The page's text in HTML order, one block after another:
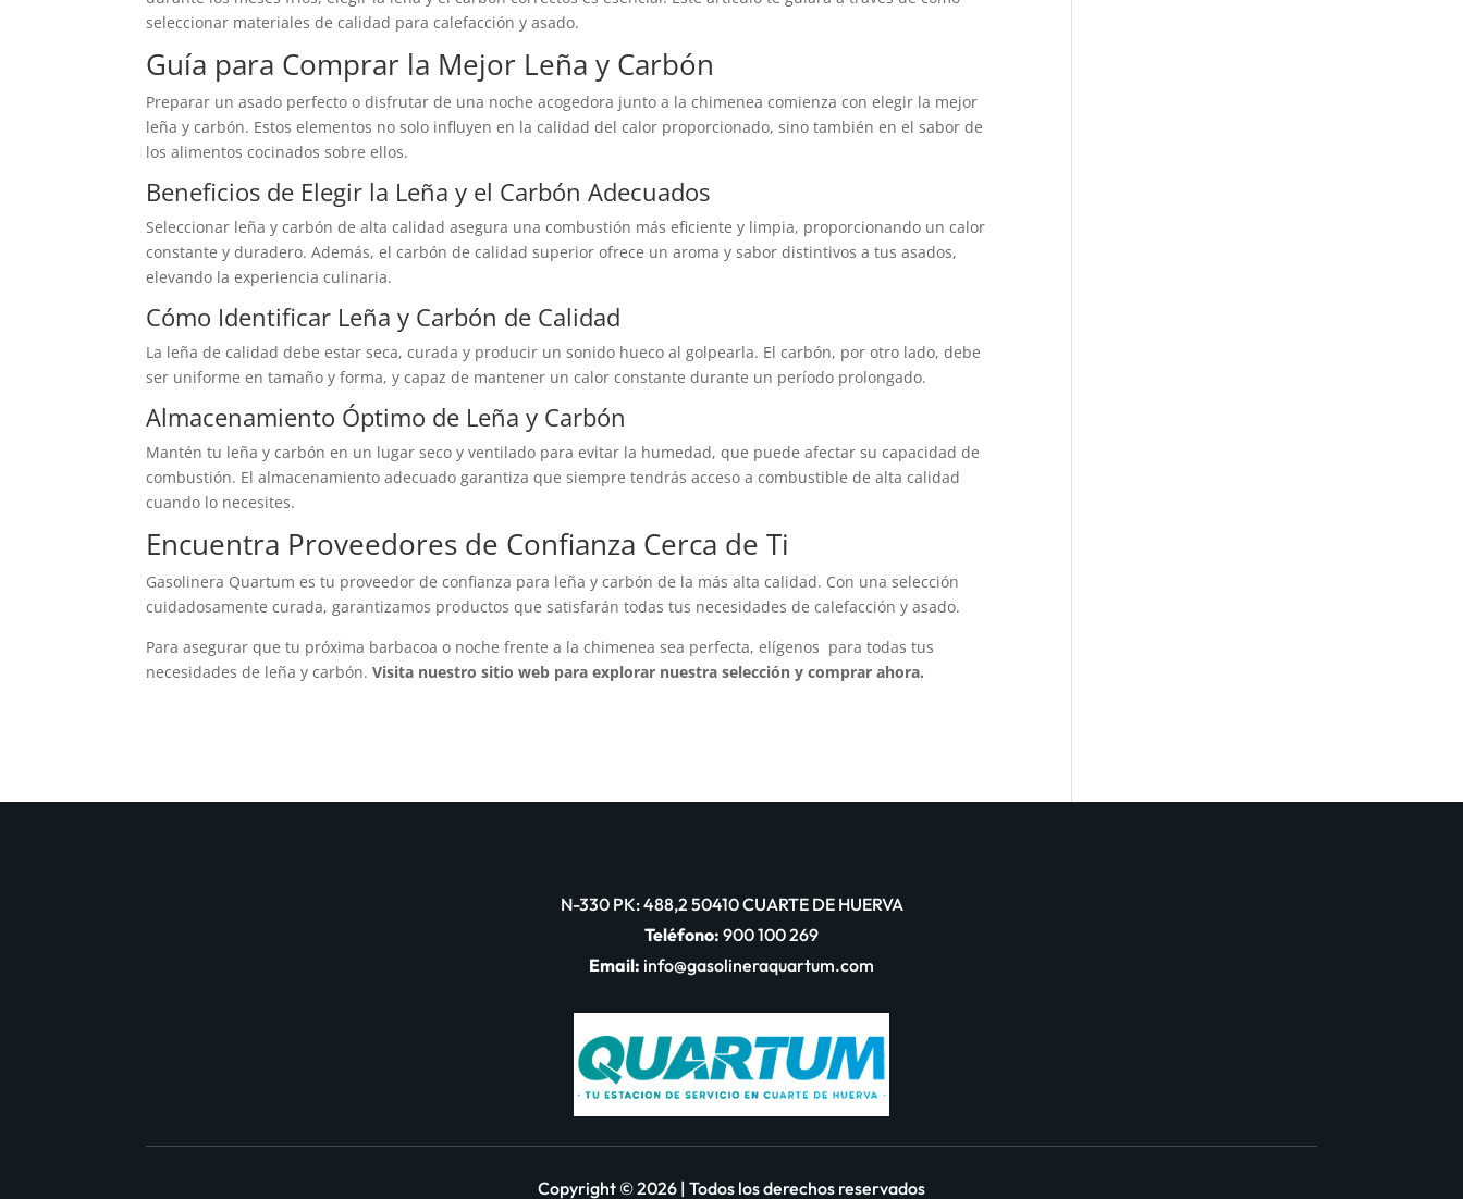
seleccionar materiales de calidad para calefacción y asado.
Guía para Comprar la Mejor Leña y Carbón
Preparar un asado perfecto o disfrutar de una noche acogedora junto a la chimenea comienza con elegir la mejor
leña y carbón. Estos elementos no solo influyen en la calidad del calor proporcionado, sino también en el sabor de
los alimentos cocinados sobre ellos.
Beneficios de Elegir la Leña y el Carbón Adecuados
Seleccionar leña y carbón de alta calidad asegura una combustión más eficiente y limpia, proporcionando un calor
constante y duradero. Además, el carbón de calidad superior ofrece un aroma y sabor distintivos a tus asados,
elevando la experiencia culinaria.
Cómo Identificar Leña y Carbón de Calidad
La leña de calidad debe estar seca, curada y producir un sonido hueco al golpearla. El carbón, por otro lado, debe
ser uniforme en tamaño y forma, y capaz de mantener un calor constante durante un período prolongado.
Almacenamiento Óptimo de Leña y Carbón
Mantén tu leña y carbón en un lugar seco y ventilado para evitar la humedad, que puede afectar su capacidad de
combustión. El almacenamiento adecuado garantiza que siempre tendrás acceso a combustible de alta calidad
cuando lo necesites.
Encuentra Proveedores de Confianza Cerca de Ti
Gasolinera Quartum es tu proveedor de confianza para leña y carbón de la más alta calidad. Con una selección
cuidadosamente curada, garantizamos productos que satisfarán todas tus necesidades de calefacción y asado.
Para asegurar que tu próxima barbacoa o noche frente a la chimenea sea perfecta, elígenos para todas tus
necesidades de leña y carbón.Visita nuestro sitio web para explorar nuestra selección y comprar ahora.
N-330 PK: 488,2 50410 CUARTE DE HUERVA
Teléfono: 900 100 269
Email: info@gasolineraquartum.com
Copyright © 2026 | Todos los derechos reservados